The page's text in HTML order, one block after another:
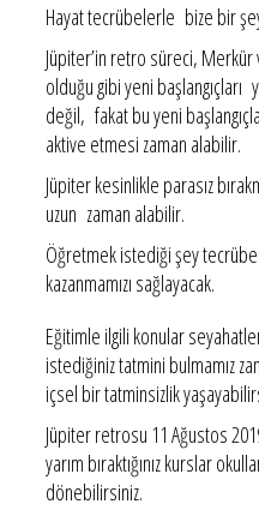
Hayat tecrübelerle bize bir
Jüpiter’in retro süreci,
olduğu gibi yeni
değil, fakat bu yeni
aktive etmesi zaman alabilir.
Jüpiter kesinlikle parasız
uzun zaman alabilir.
Öğretmek istediği şey
kazanmamızı sağlayacak.
Eğitimle ilgili konular
istediğiniz tatmini bulmamız
içsel bir tatminsizlik
Jüpiter retrosu 11 Ağustos
yarım bıraktığınız kurslar
dönebilirsiniz.